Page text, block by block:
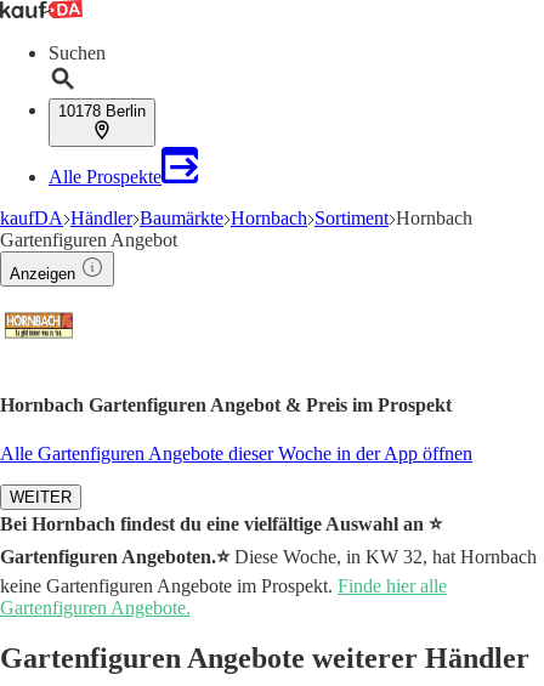
Suchen
10178 Berlin
Alle Prospekte
kaufDA Händler Baumärkte Hornbach Sortiment Hornbach
Gartenfiguren Angebot
Anzeigen
Hornbach Gartenfiguren Angebot & Preis im Prospekt
Alle Gartenfiguren Angebote dieser Woche in der App öffnen
WEITER
Bei Hornbach findest du eine vielfältige Auswahl an ⭐️
Gartenfiguren Angeboten.⭐️Diese Woche, in KW 32, hat Hornbach
keine Gartenfiguren Angebote im Prospekt. Finde hier alle
Gartenfiguren Angebote.
Gartenfiguren Angebote weiterer Händler